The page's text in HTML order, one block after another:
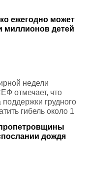
ежегодно может
миллионов детей
недели
отмечает, что
грудного
гибель около 1
лет ежегодно в
дождя